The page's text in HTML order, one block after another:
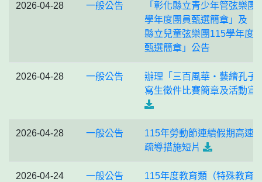
2026-04-28 一般公告
「彰化縣立青少年管弦樂團
學年度團員甄選簡章」及「
縣立兒童弦樂團115學年度
甄選簡章」公告
2026-04-28 一般公告
辦理「三百風華・藝繪孔子
寫生徵件比賽簡章及活動宣
2026-04-28 一般公告
115年勞動節連續假期高速
疏導措施短片
2026-04-24 一般公告 115年度教育類（特殊教育